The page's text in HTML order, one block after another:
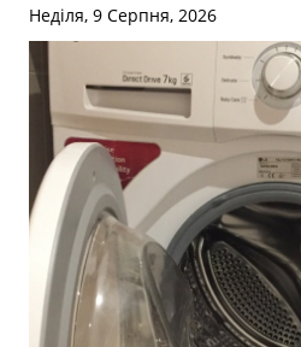
Неділя, 9 Серпня, 2026